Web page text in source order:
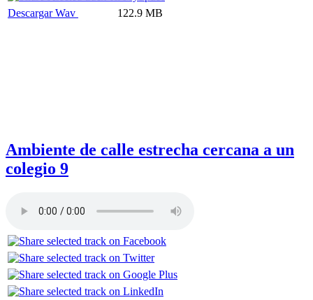
Descargar Wav 122.9 MB
Ambiente de calle estrecha cercana a un
colegio 9